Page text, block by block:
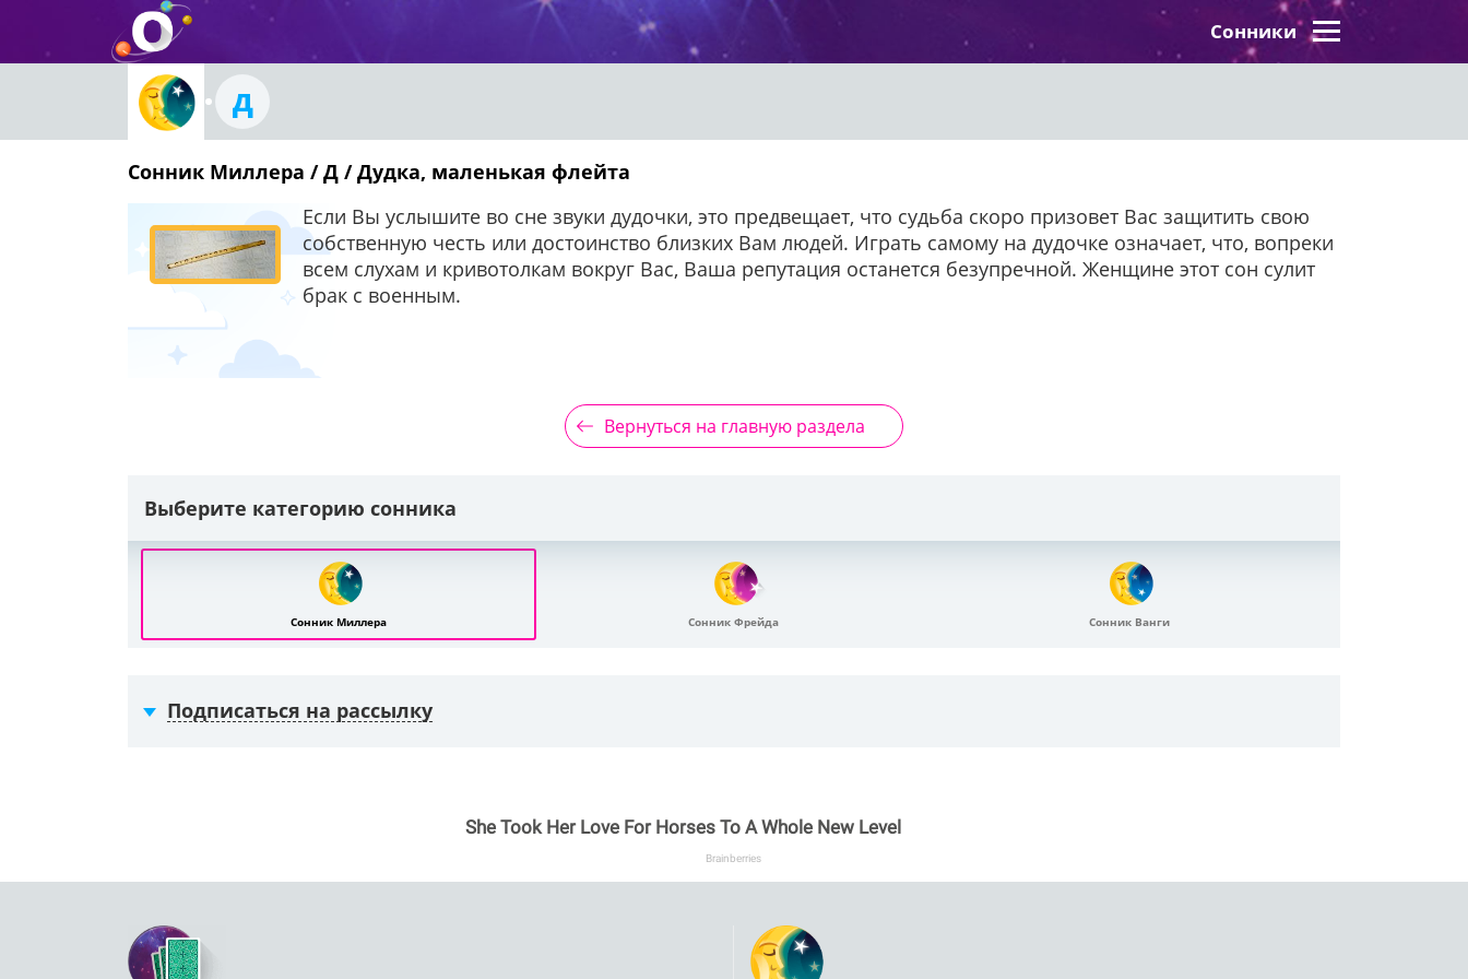
Сонники
Д
Сонник Миллера / Д / Дудка, маленькая флейта
Если Вы услышите во сне звуки дудочки, это предвещает, что судьба скоро призовет Вас защитить свою
собственную честь или достоинство близких Вам людей. Играть самому на дудочке означает, что, вопреки
всем слухам и кривотолкам вокруг Вас, Ваша репутация останется безупречной. Женщине этот сон сулит
брак с военным.
Вернуться на главную раздела
Выберите категорию сонника
Сонник Миллера Сонник Фрейда Сонник Ванги
Подписаться на рассылку
She Took Her Love For Horses To A Whole New Level
Brainberries